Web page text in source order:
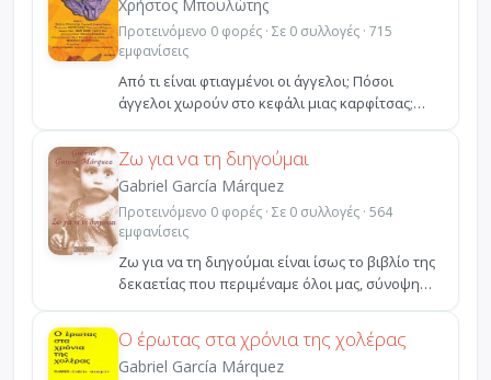
Χρήστος Μπουλώτης
Προτεινόμενο 0 φορές · Σε 0 συλλογές · 715
εμφανίσεις
Από τι είναι φτιαγμένοι οι άγγελοι; Πόσοι
άγγελοι χωρούν στο κεφάλι μιας καρφίτσας;
Πώς θα ήταν να κ...
Ζω για να τη διηγούμαι
Gabriel García Márquez
Προτεινόμενο 0 φορές · Σε 0 συλλογές · 564
εμφανίσεις
Ζω για να τη διηγούμαι είναι ίσως το βιβλίο της
δεκαετίας που περιμέναμε όλοι μας, σύνοψη
αλλά και α...
Ο έρωτας στα χρόνια της χολέρας
Gabriel García Márquez